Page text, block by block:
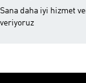
Sana daha iyi hizmet
veriyoruz